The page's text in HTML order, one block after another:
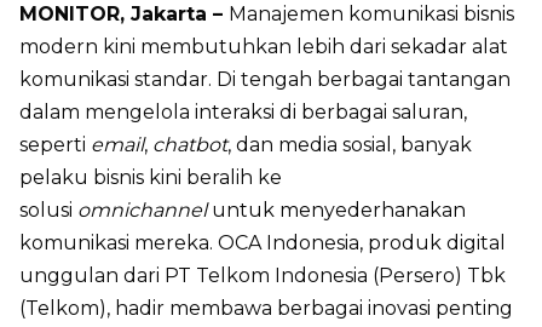
MONITOR, Jakarta – Manajemen komunikasi bisnis
modern kini membutuhkan lebih dari sekadar alat
komunikasi standar. Di tengah berbagai tantangan
dalam mengelola interaksi di berbagai saluran,
seperti email, chatbot, dan media sosial, banyak
pelaku bisnis kini beralih ke
solusi omnichanneluntuk menyederhanakan
komunikasi mereka. OCA Indonesia, produk digital
unggulan dari PT Telkom Indonesia (Persero) Tbk
(Telkom), hadir membawa berbagai inovasi penting